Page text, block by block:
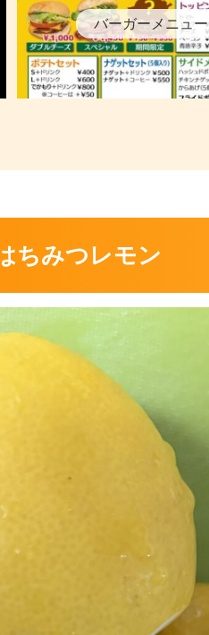
バーガーメニュー
ちみつレモン